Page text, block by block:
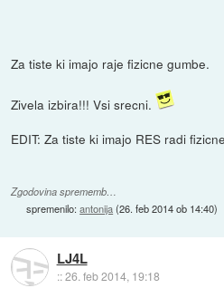
Za tiste ki imajo raje fizicne gumbe.
Zivela izbira!!! Vsi srecni.
EDIT: Za tiste ki imajo RES radi
Zgodovina sprememb…
spremenilo:antonija(26. feb 2014 ob 14:40)
LJ4L
::26. feb 2014, 19:18